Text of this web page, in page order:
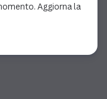
Aggiorna la